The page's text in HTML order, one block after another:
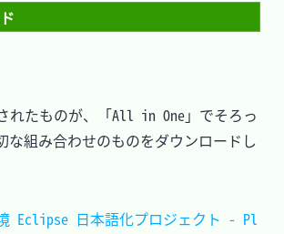
れたものが、「All in One」でそろっ
な組み合わせのものをダウンロードし
Eclipse 日本語化プロジェクト - Pl